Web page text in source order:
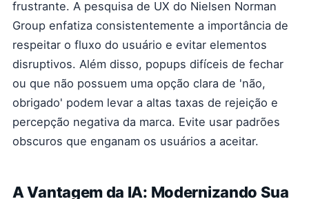
frustrante. A pesquisa de UX do Nielsen Norman
Group enfatiza consistentemente a importância de
respeitar o fluxo do usuário e evitar elementos
disruptivos. Além disso, popups difíceis de fechar
ou que não possuem uma opção clara de 'não,
obrigado' podem levar a altas taxas de rejeição e
percepção negativa da marca. Evite usar padrões
obscuros que enganam os usuários a aceitar.
A Vantagem da IA: Modernizando Sua